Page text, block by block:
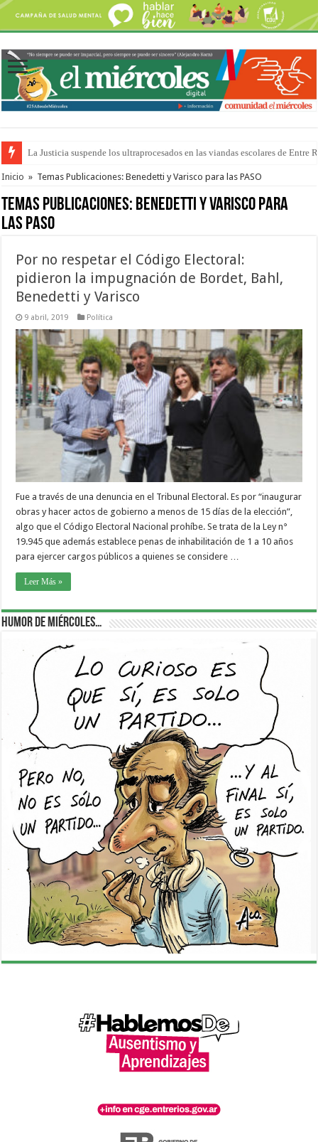
Se presentará la obra “La Runfla de los Macanos”
Inicio » Temas Publicaciones: Benedetti y Varisco para las PASO
Temas Publicaciones: Benedetti y Varisco para
las PASO
Por no respetar el Código Electoral:
pidieron la impugnación de Bordet, Bahl,
Benedetti y Varisco
9 abril, 2019 Política
Fue a través de una denuncia en el Tribunal Electoral. Es por “inaugurar
obras y hacer actos de gobierno a menos de 15 días de la elección”,
algo que el Código Electoral Nacional prohíbe. Se trata de la Ley n°
19.945 que además establece penas de inhabilitación de 1 a 10 años
para ejercer cargos públicos a quienes se considere …
Leer Más »
Humor de Miércoles…